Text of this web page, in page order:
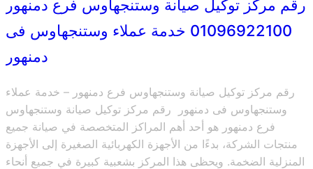
رقم مركز توكيل صيانة وستنجهاوس فرع دمنهور
01096922100 خدمة عملاء وستنجهاوس فى
دمنهور
رقم مركز توكيل صيانة وستنجهاوس فرع دمنهور – خدمة عملاء
وستنجهاوس فى دمنهور رقم مركز توكيل صيانة وستنجهاوس
فرع دمنهور هو أحد أهم المراكز المتخصصة في صيانة جميع
منتجات الشركة، بدءًا من الأجهزة الكهربائية الصغيرة إلى الأجهزة
المنزلية الضخمة. ويحظى هذا المركز بشعبية كبيرة في جميع أنحاء